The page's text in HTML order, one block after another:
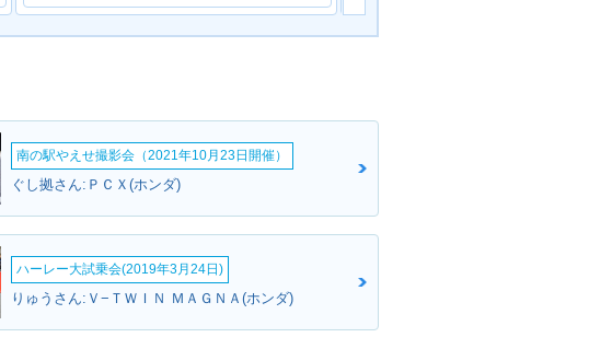
南の駅やえせ撮影会（2021年10月23日開催）
ぐし拠さん:ＰＣＸ(ホンダ)
ハーレー大試乗会(2019年3月24日)
りゅうさん:Ｖ−ＴＷＩＮ ＭＡＧＮＡ(ホンダ)